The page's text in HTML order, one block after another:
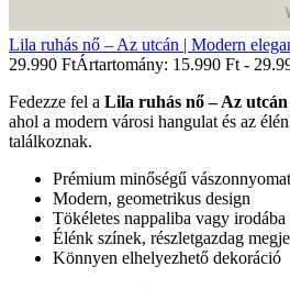
Lila ruhás nő – Az utcán | Modern
29.990 FtÁrtartomány: 15.990 Ft -
Fedezze fel a Lila ruhás nő – Az utcán
ahol a modern városi hangulat és az
találkoznak.
Prémium minőségű vászonnyomat
Modern, geometrikus design
Tökéletes nappaliba vagy irodába
Élénk színek, részletgazdag
Könnyen elhelyezhető dekoráció